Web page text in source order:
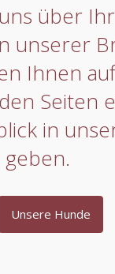
über Ihr
unserer
Ihnen auf
Seiten
in
Unsere Hunde